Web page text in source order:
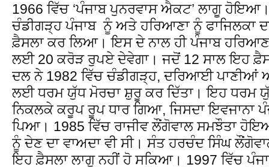
1966 ਵਿੱਚ ‘ਪੰਜਾਬ ਪੁਨਰਵਾਸ ਐਕਟ’ ਲਾਗੂ
ਚੰਡੀਗੜ੍ਹ ਪੰਜਾਬ ਨੂੰ ਅਤੇ ਹਰਿਆਣਾ ਨੂੰ ਫਾਜਿਲਕਾ
ਫ਼ੈਸਲਾ ਕਰ ਲਿਆ। ਇਸ ਦੇ ਨਾਲ ਹੀ ਪੰਜਾਬ
ਲਈ 20 ਕਰੋੜ ਰੁਪਏ ਦੇਵੇਗਾ। ਜਦੋਂ 12 ਸਾਲ ਇਹ
ਦਲ ਨੇ 1982 ਵਿੱਚ ਚੰਡੀਗੜ੍ਹ, ਦਰਿਆਈ ਪਾਣੀਆਂ
ਲਈ ਧਰਮ ਯੁੱਧ ਮੋਰਚਾ ਸ਼ੁਰੂ ਕਰ ਦਿੱਤਾ। ਇਹ ਧਰਮ
ਨਿਕਲਕੇ ਕਰੂਪ ਰੂਪ ਧਾਰ ਗਿਆ, ਜਿਸਦਾ ਇਵਜਾਨਾ
ਪਿਆ। 1985 ਵਿੱਚ ਰਾਜੀਵ ਲੌਂਗੋਵਾਲ ਸਮਝੌਤਾ
ਨੂੰ ਦੇਣ ਦਾ ਵਾਅਦਾ ਵੀ ਸੀ। ਸੰਤ ਹਰਚੰਦ ਸਿੰਘ
ਇਹ ਫ਼ੈਸਲਾ ਲਾਗੂ ਨਹੀਂ ਹੋ ਸਕਿਆ। 1997 ਵਿੱਚ